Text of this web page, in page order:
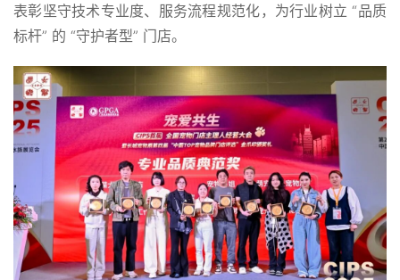
表彰坚守技术专业度、服务流程规范化，为行业树立 “品质
标杆” 的 “守护者型” 门店。